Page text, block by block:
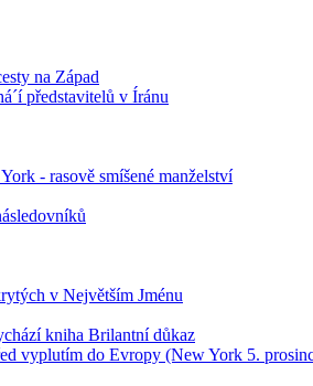
na Západ
představitelů v Íránu
- rasově smíšené manželství
v Největším Jménu
kniha Brilantní důkaz
vyplutím do Evropy (New York 5.